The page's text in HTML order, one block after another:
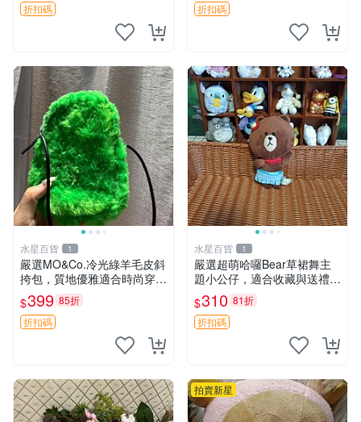
折扣碼
折扣碼
水星百貨 1
嚴選MO&Co.冷光綠羊毛皮斜
挎包，質地優雅適合時尚穿搭
冷光綠 皮包 斜挎包
$399 85折
折扣碼
水星百貨 1
嚴選超萌哈囉Bear草裙舞主
題小公仔，適合收藏與送禮 1
00 克 哈囉Bear 草裙舞
$310 81折
折扣碼
拍賣新星